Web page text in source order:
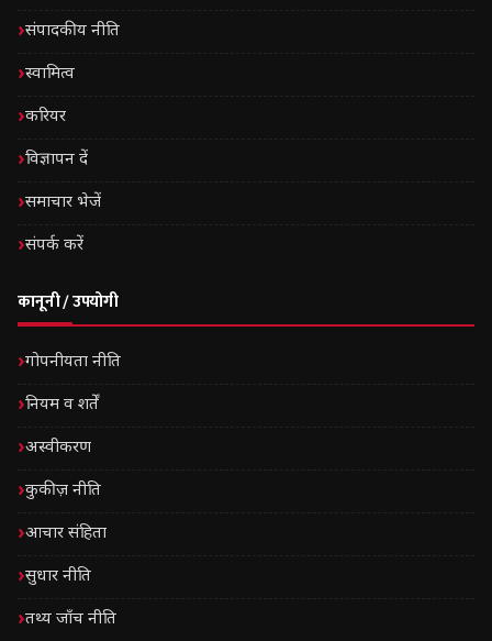
संपादकीय नीति
स्वामित्व
करियर
विज्ञापन दें
समाचार भेजें
संपर्क करें
कानूनी / उपयोगी
गोपनीयता नीति
नियम व शर्तें
अस्वीकरण
कुकीज़ नीति
आचार संहिता
सुधार नीति
तथ्य जाँच नीति